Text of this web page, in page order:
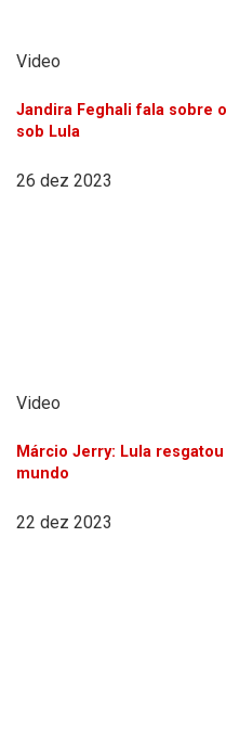
Video
Jandira Feghali fala sobre
sob Lula
26 dez 2023
Video
Márcio Jerry: Lula
mundo
22 dez 2023